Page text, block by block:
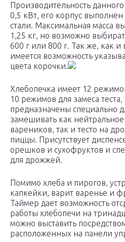
Производительность данного
0,5 кВт, его корпус
стали. Максимальная масса
1,25 кг, но возможно
600 г или 800 г. Так же, как
имеется возможность
цвета корочки.
Хлебопечка имеет 12
10 режимов для замеса
предназначены специально
замешивать как
вареников, так и тесто на
пиццы. Присутствует
орешков и сухофруктов и
для дрожжей.
Помимо хлеба и пирогов,
капкейки, варит варенье и
Таймер дает возможность
работы хлебопечи на
можно выставить
расположенных на панели